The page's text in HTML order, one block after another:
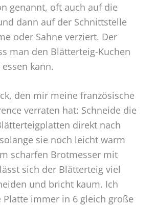
genannt, oft auch auf die
dann auf der Schnittstelle
oder Sahne verziert. Der
man den Blätterteig-Kuchen
kann.
den mir meine französische
verraten hat: Schneide die
direkt nach
sie noch leicht warm
scharfen Brotmesser mit
sich der Blätterteig viel
und bricht kaum. Ich
Platte immer in 6 gleich große